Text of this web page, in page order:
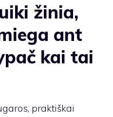
žinia,
ant
kai tai
praktiškai